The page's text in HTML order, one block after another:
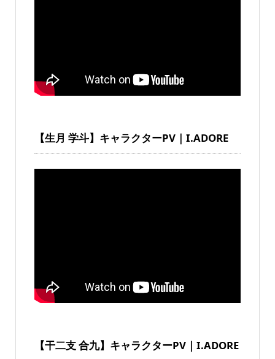
【生月 学斗】キャラクターPV｜I.ADORE
【干二支 合九】キャラクターPV｜I.ADORE